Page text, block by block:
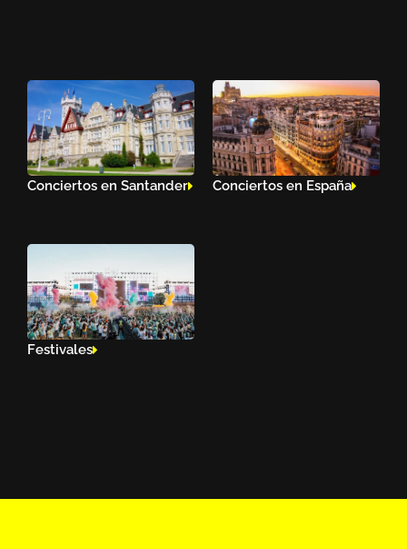
Conciertos en Santander Conciertos en España
Festivales